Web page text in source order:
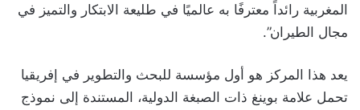
المغربية رائداً معترفًا به عالميًا في طليعة الابتكار والتميز في
مجال الطيران”.
يعد هذا المركز هو أول مؤسسة للبحث والتطوير في إفريقيا
تحمل علامة بوينغ ذات الصبغة الدولية، المستندة إلى نموذج